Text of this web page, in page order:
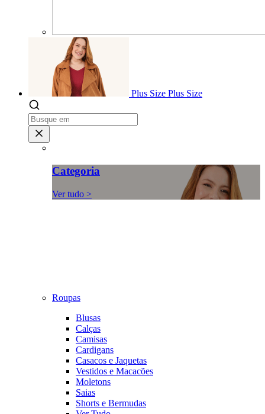
Plus Size Plus Size
Categoria
Ver tudo >
Roupas
Blusas
Calças
Camisas
Cardigans
Casacos e Jaquetas
Vestidos e Macacões
Moletons
Saias
Shorts e Bermudas